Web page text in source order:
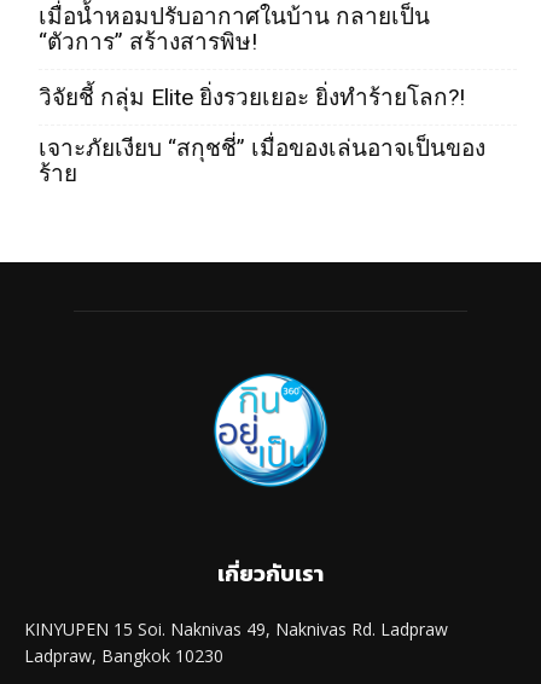
เมื่อน้ำหอมปรับอากาศในบ้าน กลายเป็น
“ตัวการ” สร้างสารพิษ!
วิจัยชี้ กลุ่ม Elite ยิ่งรวยเยอะ ยิ่งทำร้ายโลก?!
เจาะภัยเงียบ “สกุชชี่” เมื่อของเล่นอาจเป็นของ
ร้าย
เกี่ยวกับเรา
KINYUPEN 15 Soi. Naknivas 49, Naknivas Rd. Ladpraw
Ladpraw, Bangkok 10230